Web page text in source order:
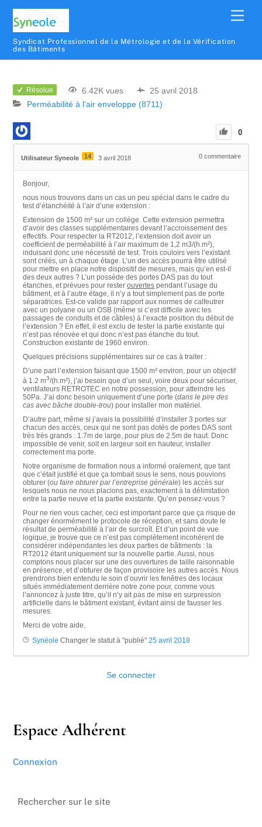
Syndicat Professionnel de la Métrologie et de la Vérification
des Bâtiments
Résolue 6.42K vues
25 avril 2018
Perméabilité à l'air enveloppe (8711)
0
Utilisateur Syneole 14 3 avril 2018 0commentaire
Bonjour,
nous nous trouvons dans un cas un peu spécial dans le cadre du
test d’étanchéité à l’air d’une extension :
Extension de 1500 m² sur un collège. Cette extension permettra
d’avoir des classes supplémentaires devant l’accroissement des
effectifs. Pour respecter la RT2012, l’extension doit avoir un
coefficient de perméabilité à l’air maximum de 1,2 m3/(h.m²),
induisant donc une nécessité de test. Trois couloirs vers l’existant
sont créés, un à chaque étage. L’un des accès pourra être utilisé
pour mettre en place notre dispositif de mesures, mais qu’en est-il
des deux autres ? L’un possède des portes DAS pas du tout
étanches, et prévues pour resterouvertes pendant l’usage du
bâtiment, et à l’autre étage, il n’y a tout simplement pas de porte
séparatrices. Est-ce valide par rapport aux normes de calfeutrer
avec un polyane ou un OSB (même si c’est difficile avec les
passages de conduits et de câbles) à l’exacte position du début de
l’extension ? En effet, il est exclu de tester la partie existante qui
n’est pas rénovée et qui donc n’est pas étanche du tout.
Construction existante de 1960 environ.
Quelques précisions supplémentaires sur ce cas à traiter :
D’une part l’extension faisant que 1500 m² environ, pour un objectif
à 1.2 m3/(h.m²), j’ai besoin que d’un seul, voire deux pour sécuriser,
ventilateurs RETROTEC en notre possession, pour atteindre les
50Pa. J’ai donc besoin uniquement d’une porte (dans le pire des
cas avec bâche double-trou) pour installer mon matériel.
D’autre part, même si j’avais la possibilité d’installer 3 portes sur
chacun des accès, ceux qui ne sont pas dotés de portes DAS sont
très très grands : 1.7m de large, pour plus de 2.5m de haut. Donc
impossible de venir, soit en largeur soit en hauteur, installer
correctement ma porte.
Notre organisme de formation nous a informé oralement, que tant
que c’était justifié et que ça tombait sous le sens, nous pouvions
obturer (ou faire obturer par l’entreprise générale) les accès sur
lesquels nous ne nous placions pas, exactement à la délimitation
entre la partie neuve et la partie existante. Qu’en pensez-vous ?
Pour ne rien vous cacher, ceci est important parce que ça risque de
changer énormément le protocole de réception, et sans doute le
résultat de perméabilité à l’air de surcroît. Et d’un point de vue
logique, je trouve que ce n’est pas complètement incohérent de
considérer indépendantes les deux parties de bâtiments : la
RT2012 étant uniquement sur la nouvelle partie. Aussi, nous
comptons nous placer sur une des ouvertures de taille raisonnable
en présence, et d’obturer de façon provisoire les autres accès. Nous
prendrons bien entendu le soin d’ouvrir les fenêtres des locaux
situés immédiatement derrière notre zone pour, comme vous
l’annoncez à juste titre, qu’il n’y ait pas de mise en surpression
artificielle dans le bâtiment existant, évitant ainsi de fausser les
mesures.
Merci de votre aide,
Synéole Changer le statut à "publié"25 avril 2018
Se connecter
Espace Adhérent
Connexion
Rechercher sur le site